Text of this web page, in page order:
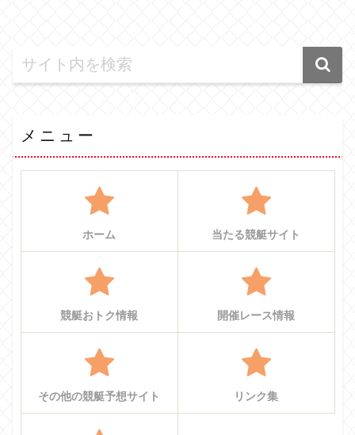
メニュー
ホーム 当たる競艇サイト
競艇おトク情報 開催レース情報
その他の競艇予想サイト リンク集